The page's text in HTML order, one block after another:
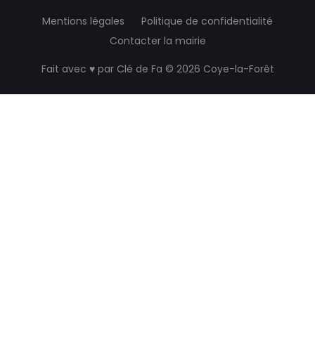
Mentions légales
Politique de confidentialité
Contacter la mairie
Fait avec ♥ par Clé de Fa © 2026 Coye-la-Forêt